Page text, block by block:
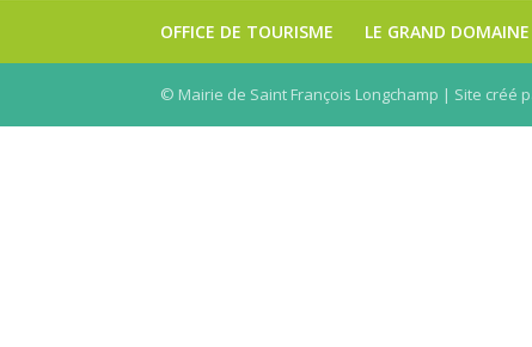
OFFICE DE TOURISME LE GRAND DOMAINE
© Mairie de Saint François Longchamp | Site créé